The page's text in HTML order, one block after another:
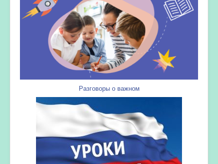
Разговоры о важном